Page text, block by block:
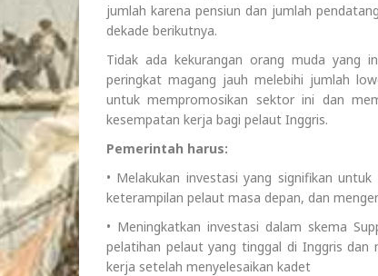
jumlah karena pensiun dan jumlah
dekade berikutnya.
Tidak ada kekurangan orang muda yang
peringkat magang jauh melebihi jumlah
untuk mempromosikan sektor ini dan
kesempatan kerja bagi pelaut Inggris.
Pemerintah harus:
• Melakukan investasi yang signifikan
keterampilan pelaut masa depan, dan
• Meningkatkan investasi dalam skema
pelatihan pelaut yang tinggal di Inggris
kerja setelah menyelesaikan kadet